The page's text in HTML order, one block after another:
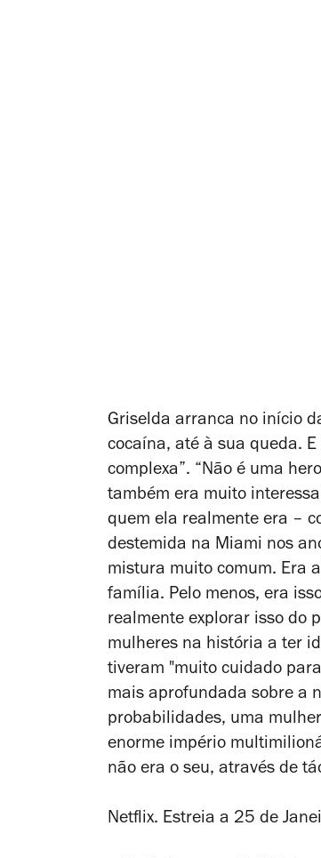
Griselda arranca no início
cocaína, até à sua queda.
complexa”. “Não é uma
também era muito
quem ela realmente era –
destemida na Miami nos
mistura muito comum. Era
família. Pelo menos, era
realmente explorar isso do
mulheres na história a ter
tiveram "muito cuidado
mais aprofundada sobre a
probabilidades, uma
enorme império
não era o seu, através de
Netflix. Estreia a 25 de